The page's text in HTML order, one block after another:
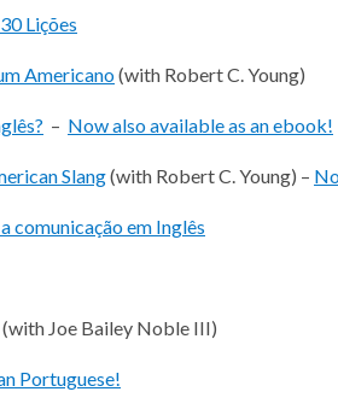
Lições
Americano(with Robert C. Young)
– Now also available as an ebook!
Slang(with Robert C. Young) –
comunicação em Inglês
(with Joe Bailey Noble III)
Portuguese!